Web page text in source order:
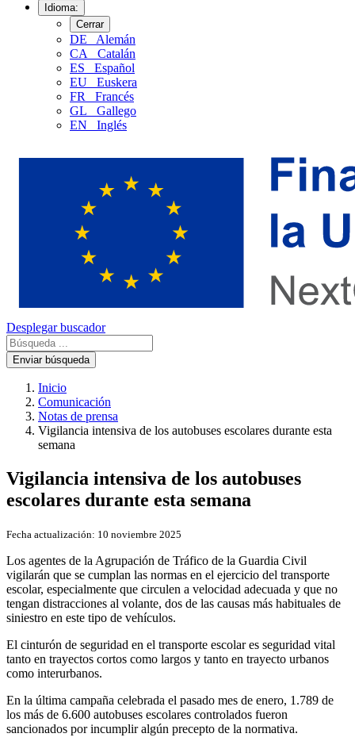
Idioma:
Cerrar
DE
Alemán
CA
Catalán
ES
Español
EU
Euskera
FR
Francés
GL
Gallego
EN
Inglés
Desplegar buscador
Enviar búsqueda
Inicio
Comunicación
Notas de prensa
Vigilancia intensiva de los autobuses escolares durante esta
semana
Vigilancia intensiva de los autobuses
escolares durante esta semana
Fecha actualización: 10 noviembre 2025
Los agentes de la Agrupación de Tráfico de la Guardia Civil
vigilarán que se cumplan las normas en el ejercicio del transporte
escolar, especialmente que circulen a velocidad adecuada y que no
tengan distracciones al volante, dos de las causas más habituales de
siniestro en este tipo de vehículos.
El cinturón de seguridad en el transporte escolar es seguridad vital
tanto en trayectos cortos como largos y tanto en trayecto urbanos
como interurbanos.
En la última campaña celebrada el pasado mes de enero, 1.789 de
los más de 6.600 autobuses escolares controlados fueron
sancionados por incumplir algún precepto de la normativa.